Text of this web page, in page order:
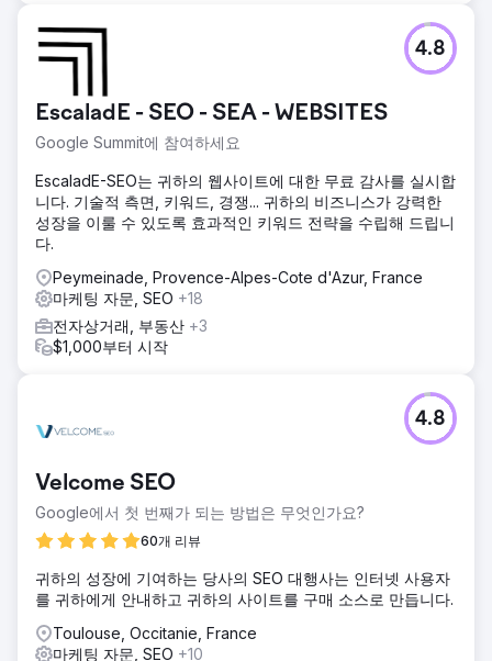
EscaladE - SEO - SEA - WEBSITES
Google Summit에 참여하세요
4.8
EscaladE-SEO는 귀하의 웹사이트에 대한 무료 감사를 실시합
니다. 기술적 측면, 키워드, 경쟁... 귀하의 비즈니스가 강력한
성장을 이룰 수 있도록 효과적인 키워드 전략을 수립해 드립니
다.
Peymeinade, Provence-Alpes-Cote d'Azur, France
마케팅 자문, SEO +18
전자상거래, 부동산 +3
$1,000부터 시작
Velcome SEO
Google에서 첫 번째가 되는 방법은 무엇인가요?
60개 리뷰
4.8
귀하의 성장에 기여하는 당사의 SEO 대행사는 인터넷 사용자
를 귀하에게 안내하고 귀하의 사이트를 구매 소스로 만듭니다.
Toulouse, Occitanie, France
마케팅 자문, SEO +10